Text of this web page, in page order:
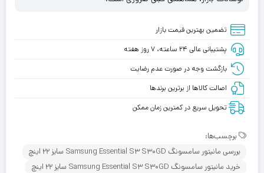
تضمین بهترین قیمت بازار
پشتیبانی عالی ۲۴ ساعته، ۷ روز هفته
بازگشت وجه در صورت عدم رضایت
اصالت کالاها از برترین برندها
تحویل سریع در کمترین زمان ممکن
برچسب‌ها:
بررسی مانیتور سامسونگ Samsung Essential S3 S30GD سایز 22 اینچ
خرید مانیتور سامسونگ Samsung Essential S3 S30GD سایز 22 اینچ